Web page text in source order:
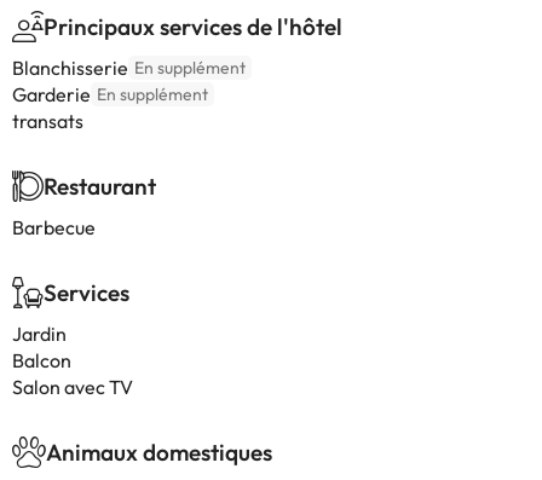
Principaux services de l'hôtel
Blanchisserie En supplément
Garderie En supplément
transats
Restaurant
Barbecue
Services
Jardin
Balcon
Salon avec TV
Animaux domestiques